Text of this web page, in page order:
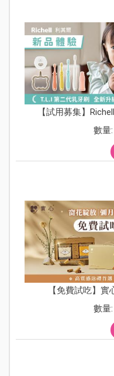
【試用募集】
數量
【免費試吃】
數量